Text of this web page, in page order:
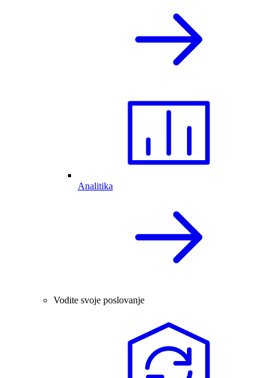
Analitika
Vodite svoje poslovanje